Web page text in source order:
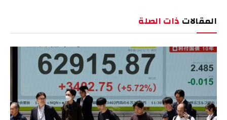
المقالات ذات الصلة